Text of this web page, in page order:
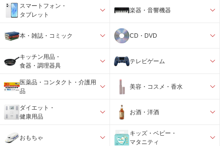
スマートフォン・
タブレット
楽器・音響機器
本・雑誌・コミック CD・DVD
キッチン用品・
食器・調理器具
テレビゲーム
医薬品・コンタクト・介護用
品
美容・コスメ・香水
ダイエット・
健康用品
お酒・洋酒
おもちゃ
キッズ・ベビー・
マタニティ